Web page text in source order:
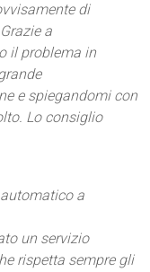
di
a
il problema in
e spiegandomi con
Lo consiglio
a
un servizio
rispetta sempre gli